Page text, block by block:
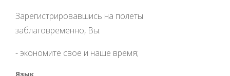
Зарегистрировавшись на полеты
заблаговременно, Вы:
- экономите свое и наше время;
Язык